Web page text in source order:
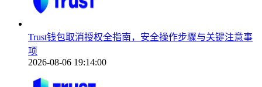
Trust钱包取消授权全指南，安全操作步骤与关键注意事
项
2026-08-06 19:14:00